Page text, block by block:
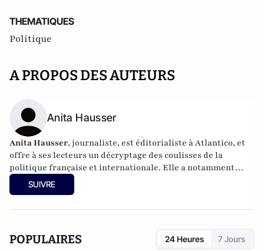
THEMATIQUES
Politique
A PROPOS DES AUTEURS
Anita Hausser
Anita Hausser, journaliste, est éditorialiste à Atlantico, et
offre à ses lecteurs un décryptage des coulisses de la
politique française et internationale. Elle a notamment
publiéSarkozy, itinéraire d'une ambition
l'Archipel, 2003). Elle a également réalisé les documentaires
SUIVRE
POPULAIRES 24 Heures 7 Jours